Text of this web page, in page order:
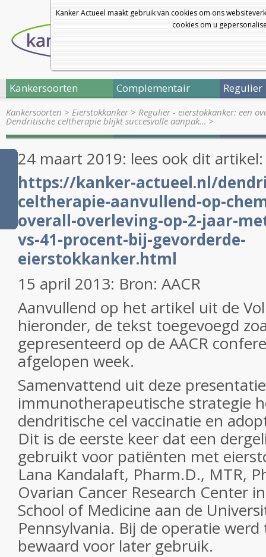
Kanker Actueel maakt gebruik van cookies om ons
cookies om u
Kankersoorten Complementair Regulier
Kankersoorten > Eierstokkanker> Regulier - eierstokkanker: een
Dendritische celtherapie blijkt succesvolle aanpak… >
24 maart 2019: lees ook dit
https://kanker-actueel.nl/
celtherapie-aanvullend-op-
overall-overleving-op-2-jaar-
vs-41-procent-bij-gevorderde-
eierstokkanker.html
15 april 2013: Bron: AACR
Aanvullend op het artikel uit de
hieronder, de tekst toegevoegd
gepresenteerd op de AACR
afgelopen week.
Samenvattend uit deze
immunotherapeutische strategie
dendritische cel vaccinatie en
Dit is de eerste keer dat een
gebruikt voor patiënten met
Lana Kandalaft, Pharm.D., MTR,
Ovarian Cancer Research Center
School of Medicine aan de
Pennsylvania. Bij de operatie
bewaard voor later gebruik.